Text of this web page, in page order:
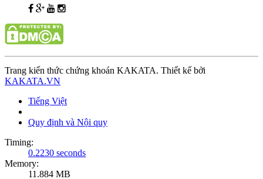
Trang kiến thức chứng khoán KAKATA. Thiết kế bởi
KAKATA.VN
Tiếng Việt
Quy định và Nội quy
Timing:
0.2230 seconds
Memory:
11.884 MB